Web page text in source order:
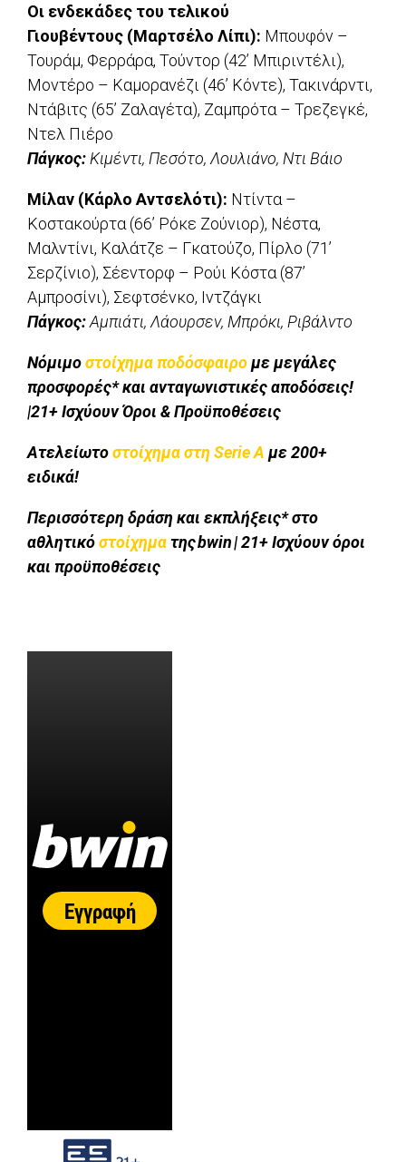
Οι ενδεκάδες του τελικού
Γιουβέντους (Μαρτσέλο Λίπι): Μπουφόν –
Τουράμ, Φερράρα, Τούντορ (42’ Μπιριντέλι),
Μοντέρο – Καμορανέζι (46’ Κόντε), Τακινάρντι,
Ντάβιτς (65’ Ζαλαγέτα), Ζαμπρότα – Τρεζεγκέ,
Ντελ Πιέρο
Πάγκος: Κιμέντι, Πεσότο, Λουλιάνο, Ντι Βάιο
Μίλαν (Κάρλο Αντσελότι): Ντίντα –
Κοστακούρτα (66’ Ρόκε Ζούνιορ), Νέστα,
Μαλντίνι, Καλάτζε – Γκατούζο, Πίρλο (71’
Σερζίνιο), Σέεντορφ – Ρούι Κόστα (87’
Αμπροσίνι), Σεφτσένκο, Ιντζάγκι
Πάγκος:Αμπιάτι, Λάουρσεν, Μπρόκι, Ριβάλντο
Νόμιμοστοίχημα ποδόσφαιρομε μεγάλες
προσφορές* και ανταγωνιστικές αποδόσεις!
|21+ Ισχύουν Όροι & Προϋποθέσεις
Ατελείωτοστοίχημα στη Serie A με 200+
ειδικά!
Περισσότερη δράση και εκπλήξεις* στο
αθλητικόστοίχηματης bwin | 21+ Ισχύουν όροι
και προϋποθέσεις